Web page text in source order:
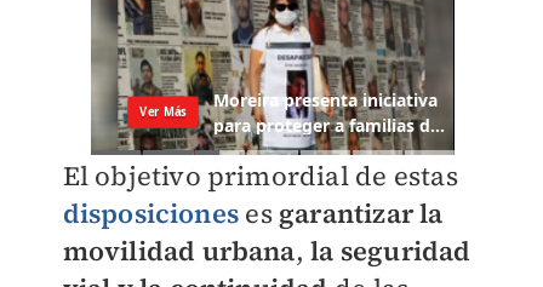
El objetivo primordial de estas
disposiciones esgarantizar la
movilidad urbana, la seguridad